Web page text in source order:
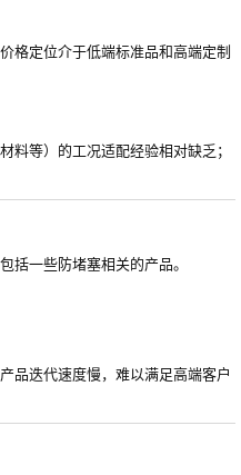
格定位介于低端标准品和高端定制
等）的工况适配经验相对缺乏；
一些防堵塞相关的产品。
品迭代速度慢，难以满足高端客户